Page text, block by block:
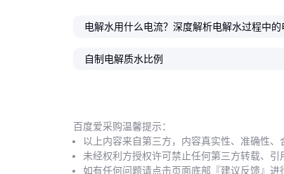
电解水用什么电流？深度解析电解水过程中的
自制电解质水比例
百度爱采购温馨提示：
以上内容来自第三方，内容真实性、准确性、
未经权利方授权许可禁止任何第三方转载、引
如有任何问题请点击页面底部『建议反馈』进